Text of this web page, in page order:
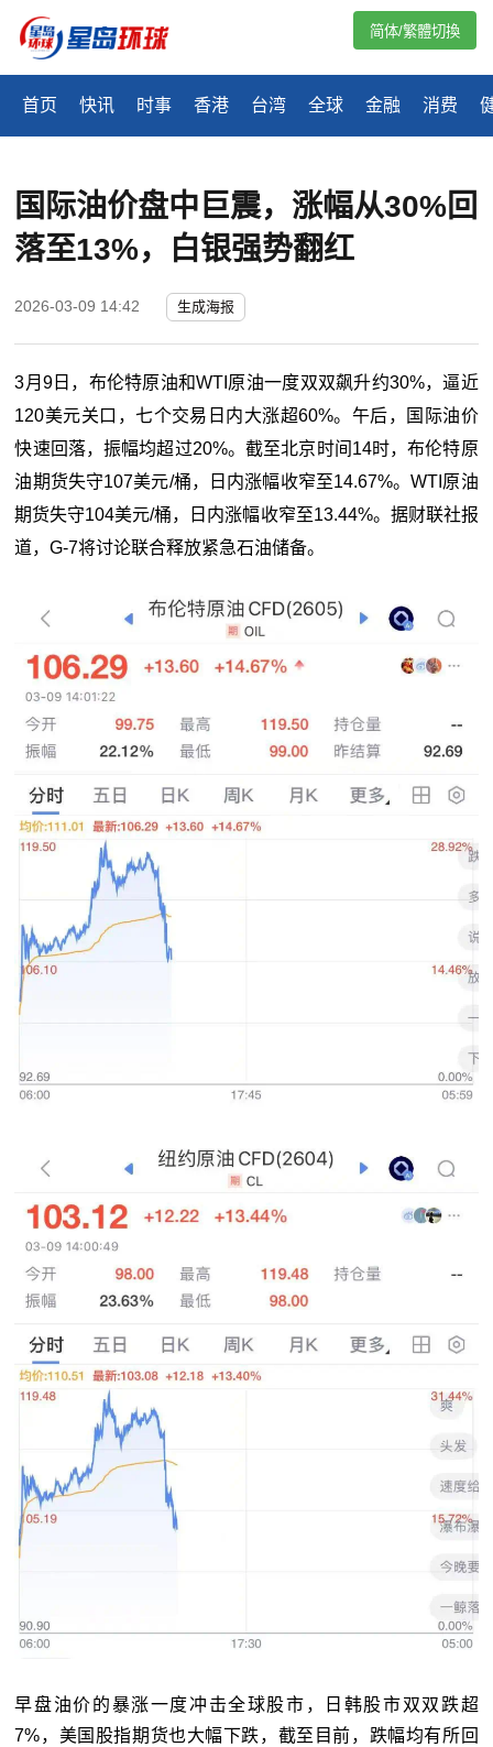
首页 快讯 时事 香港 台湾 全球 金融 消费
简体/繁體切換
国际油价盘中巨震，涨幅从30%回
落至13%，白银强势翻红
2026-03-09 14:42 生成海报
3月9日，布伦特原油和WTI原油一度双双飙升约30%，逼近
120美元关口，七个交易日内大涨超60%。午后，国际油价
快速回落，振幅均超过20%。截至北京时间14时，布伦特原
油期货失守107美元/桶，日内涨幅收窄至14.67%。WTI原油
期货失守104美元/桶，日内涨幅收窄至13.44%。据财联社报
道，G-7将讨论联合释放紧急石油储备。
早盘油价的暴涨一度冲击全球股市，日韩股市双双跌超
7%，美国股指期货也大幅下跌，截至目前，跌幅均有所回